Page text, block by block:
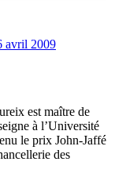
2009
est maître de
à l’Université
le prix John-Jaffé
des